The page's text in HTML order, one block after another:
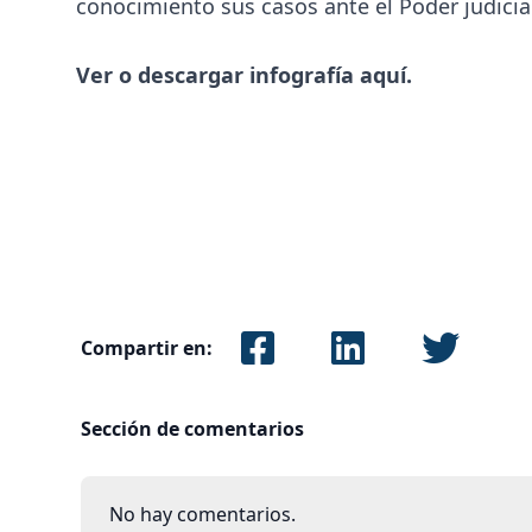
conocimiento sus casos ante el Poder
Ver o descargar infografía aquí.
Compartir en:
Sección de comentarios
No hay comentarios.